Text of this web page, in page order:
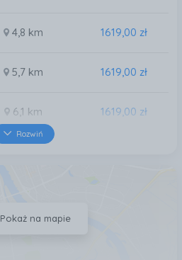
4,8 km 1619,00 zł
5,7 km 1619,00 zł
6,1 km 1619,00 zł
Rozwiń
Pokaż na mapie